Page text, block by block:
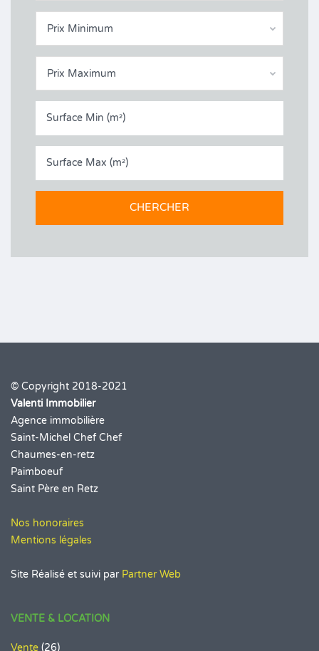
Prix Minimum
Prix Maximum
© Copyright 2018-2021
Valenti Immobilier
Agence immobilière
Saint-Michel Chef Chef
Chaumes-en-retz
Paimboeuf
Saint Père en Retz
Nos honoraires
Mentions légales
Site Réalisé et suivi par Partner Web
VENTE & LOCATION
Vente (26)